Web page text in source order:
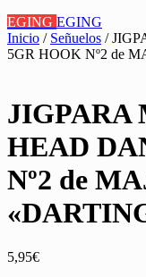
EGING EGING
Inicio / Señuelos /
5GR HOOK Nº2 de
JIGPARA
HEAD
Nº2 de
5,95€